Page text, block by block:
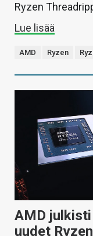
Ryzen
Lue lisää
AMD Ryzen
AMD
uudet